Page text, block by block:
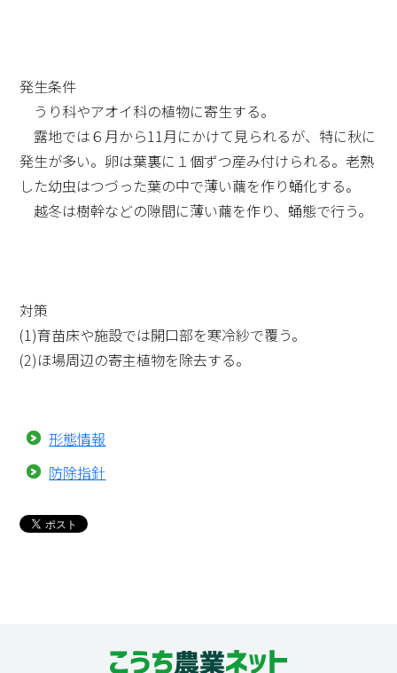
発生条件
うり科やアオイ科の植物に寄生する。
露地では６月から11月にかけて見られるが、特に秋に
発生が多い。卵は葉裏に１個ずつ産み付けられる。老熟
した幼虫はつづった葉の中で薄い繭を作り蛹化する。
越冬は樹幹などの隙間に薄い繭を作り、蛹態で行う。
対策
(1)育苗床や施設では開口部を寒冷紗で覆う。
(2)ほ場周辺の寄主植物を除去する。
形態情報
防除指針